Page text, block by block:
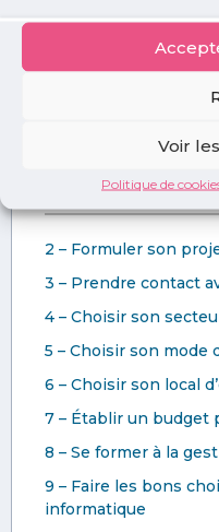
Voir
Politique de
[Mise à jour : 29
LES 10 CONSEILS
2 – Formuler son
3 – Prendre contact
4 – Choisir son
5 – Choisir son mode
6 – Choisir son local
7 – Établir un budget
8 – Se former à la
9 – Faire les bons
informatique